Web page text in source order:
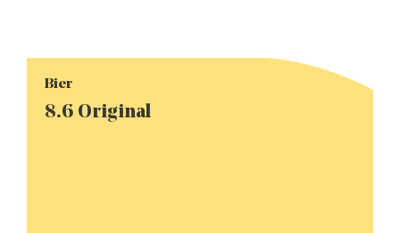
Bier
8.6 Original